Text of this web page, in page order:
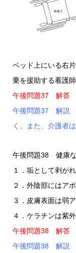
ベッド上にいる右
乗を援助する看護
午後問題37 解答
午後問題37 解説
く。また、介護者
午後問題38 健康な
１．垢として剥が
２．外陰部にはア
３．皮膚表面は弱
４．ケラチンは紫
午後問題38 解答
午後問題38 解説